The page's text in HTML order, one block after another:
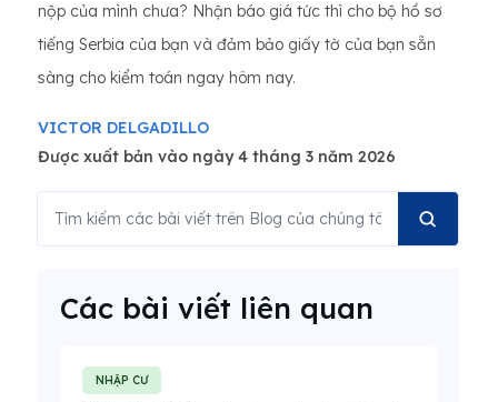
nộp của mình chưa? Nhận báo giá tức thì cho bộ hồ sơ
tiếng Serbia của bạn và đảm bảo giấy tờ của bạn sẵn
sàng cho kiểm toán ngay hôm nay.
VICTOR DELGADILLO
Được xuất bản vào ngày 4 tháng 3 năm 2026
Các bài viết liên quan
NHẬP CƯ